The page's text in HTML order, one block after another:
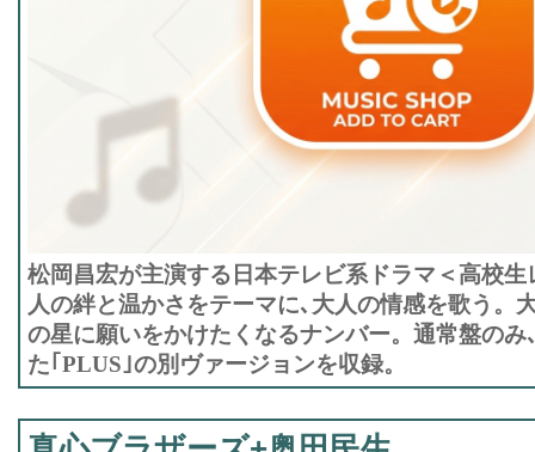
松岡昌宏が主演する日本テレビ系ドラマ＜高校
人の絆と温かさをテーマに､大人の情感を歌う。
の星に願いをかけたくなるナンバー。通常盤の
た｢PLUS｣の別ヴァージョンを収録。